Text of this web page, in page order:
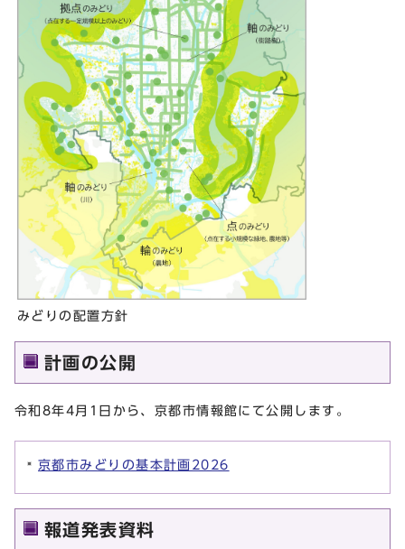
みどりの配置方針
計画の公開
令和8年4月1日から、京都市情報館にて公開します。
京都市みどりの基本計画2026
報道発表資料